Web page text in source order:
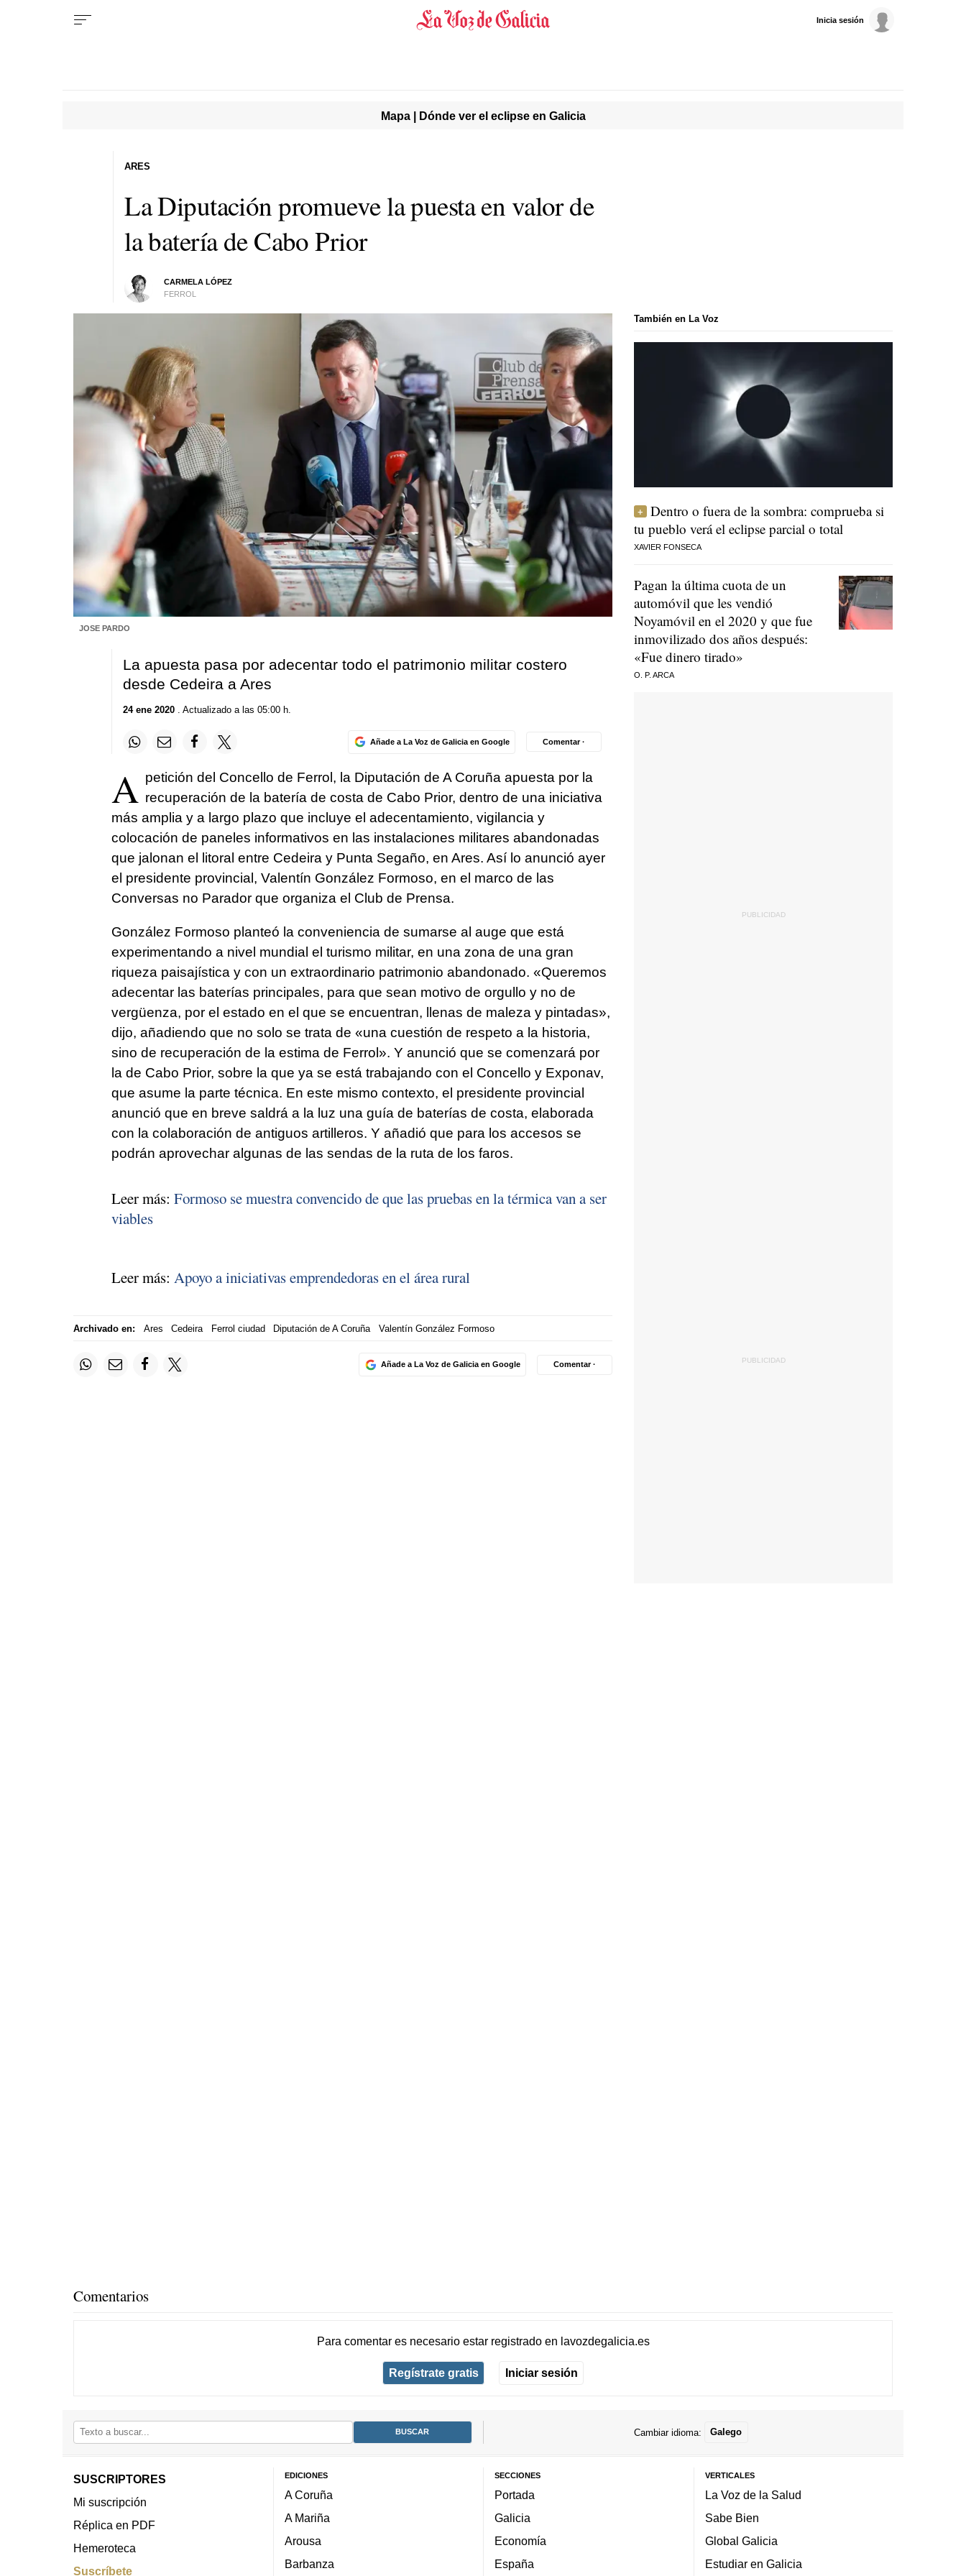
Inicia sesión
Mapa | Dónde ver el eclipse en Galicia
La Diputación promueve la puesta en valor de
la batería de Cabo Prior
CARMELA LÓPEZ
FERROL
ARES
JOSE PARDO
La apuesta pasa por adecentar todo el patrimonio militar costero
desde Cedeira a Ares
24 ene 2020. Actualizado a las 05:00 h.
Añade a La Voz de Galicia en Google Comentar ·
A petición del Concello de Ferrol, la Diputación de A Coruña apuesta por la
recuperación de la batería de costa de Cabo Prior, dentro de una iniciativa
más amplia y a largo plazo que incluye el adecentamiento, vigilancia y
colocación de paneles informativos en las instalaciones militares abandonadas
que jalonan el litoral entre Cedeira y Punta Segaño, en Ares. Así lo anunció ayer
el presidente provincial, Valentín González Formoso, en el marco de las
Conversas no Parador que organiza el Club de Prensa.
González Formoso planteó la conveniencia de sumarse al auge que está
experimentando a nivel mundial el turismo militar, en una zona de una gran
riqueza paisajística y con un extraordinario patrimonio abandonado. «Queremos
adecentar las baterías principales, para que sean motivo de orgullo y no de
vergüenza, por el estado en el que se encuentran, llenas de maleza y pintadas»,
dijo, añadiendo que no solo se trata de «una cuestión de respeto a la historia,
sino de recuperación de la estima de Ferrol». Y anunció que se comenzará por
la de Cabo Prior, sobre la que ya se está trabajando con el Concello y Exponav,
que asume la parte técnica. En este mismo contexto, el presidente provincial
anunció que en breve saldrá a la luz una guía de baterías de costa, elaborada
con la colaboración de antiguos artilleros. Y añadió que para los accesos se
podrán aprovechar algunas de las sendas de la ruta de los faros.
Leer más: Formoso se muestra convencido de que las pruebas en la térmica van a ser
viables
Leer más: Apoyo a iniciativas emprendedoras en el área rural
Archivado en: Ares Cedeira Ferrol ciudad Diputación de A Coruña Valentín González Formoso
Añade a La Voz de Galicia en Google Comentar ·
También en La Voz
Dentro o fuera de la sombra: comprueba si
tu pueblo verá el eclipse parcial o total
XAVIER FONSECA
Pagan la última cuota de un
automóvil que les vendió
Noyamóvil en el 2020 y que fue
inmovilizado dos años después:
«Fue dinero tirado»
O. P. ARCA
Comentarios
Para comentar es necesario estar registradoen lavozdegalicia.es
Regístrate gratis Iniciar sesión
Cambiar idioma: Galego
SUSCRIPTORES
Mi suscripción
Réplica en PDF
Hemeroteca
Suscríbete
EDICIONES
A Coruña
A Mariña
Arousa
Barbanza
SECCIONES
Portada
Galicia
Economía
España
VERTICALES
La Voz de la Salud
Sabe Bien
Global Galicia
Estudiar en Galicia